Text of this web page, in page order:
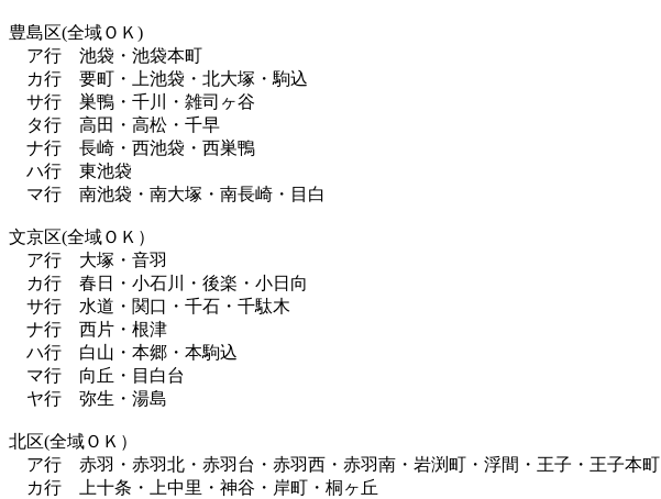
豊島区(全域ＯＫ)
ア行 池袋・池袋本町
カ行 要町・上池袋・北大塚・駒込
サ行 巣鴨・千川・雑司ヶ谷
タ行 高田・高松・千早
ナ行 長崎・西池袋・西巣鴨
ハ行 東池袋
マ行 南池袋・南大塚・南長崎・目白
文京区(全域ＯＫ）
ア行 大塚・音羽
カ行 春日・小石川・後楽・小日向
サ行 水道・関口・千石・千駄木
ナ行 西片・根津
ハ行 白山・本郷・本駒込
マ行 向丘・目白台
ヤ行 弥生・湯島
北区(全域ＯＫ）
ア行 赤羽・赤羽北・赤羽台・赤羽西・赤羽南・岩渕町・浮間・王子・王子本町
カ行 上十条・上中里・神谷・岸町・桐ヶ丘